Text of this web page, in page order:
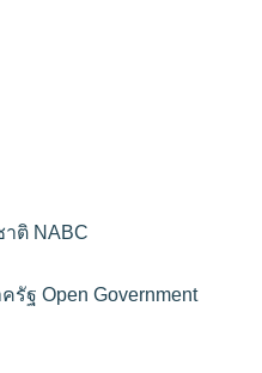
ติ NABC
ฐ Open Government